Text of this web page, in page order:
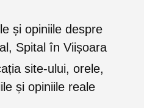
și opiniile despre
Spital în Viișoara
site-ului, orele,
și opiniile reale